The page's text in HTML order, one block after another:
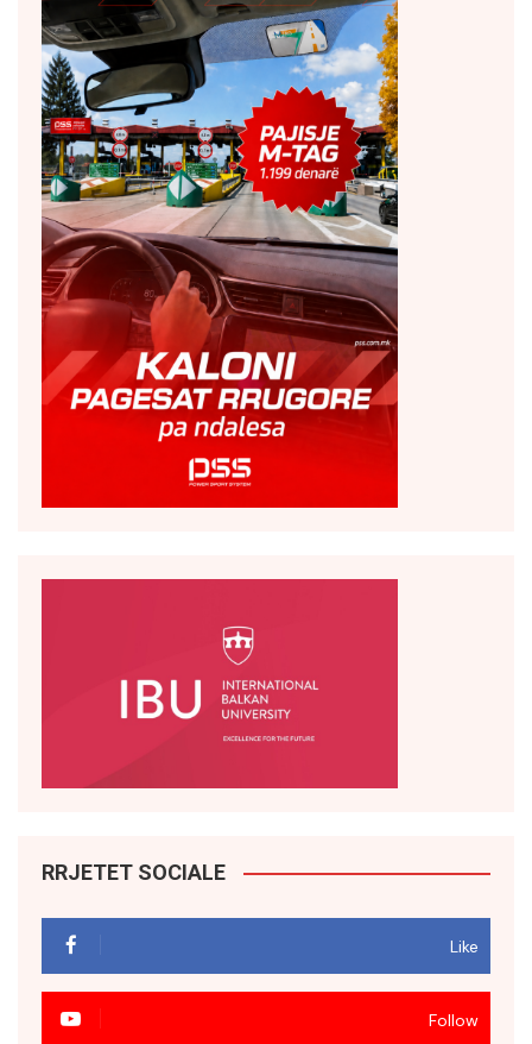
RRJETET SOCIALE
Like
Follow